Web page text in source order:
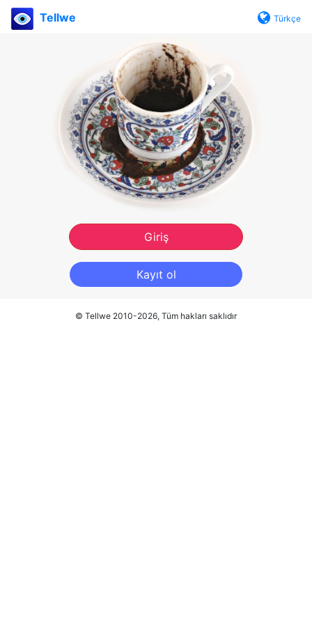
Tellwe Türkçe
Giriş
Kayıt ol
© Tellwe 2010-2026, Tüm hakları saklıdır